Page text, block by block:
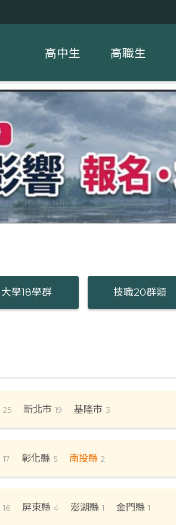
高中生 高職生
大學18學群 技職20群類
25 新北市 19 基隆市 3
17 彰化縣 5 南投縣 2
16 屏東縣 4 澎湖縣 1 金門縣 1